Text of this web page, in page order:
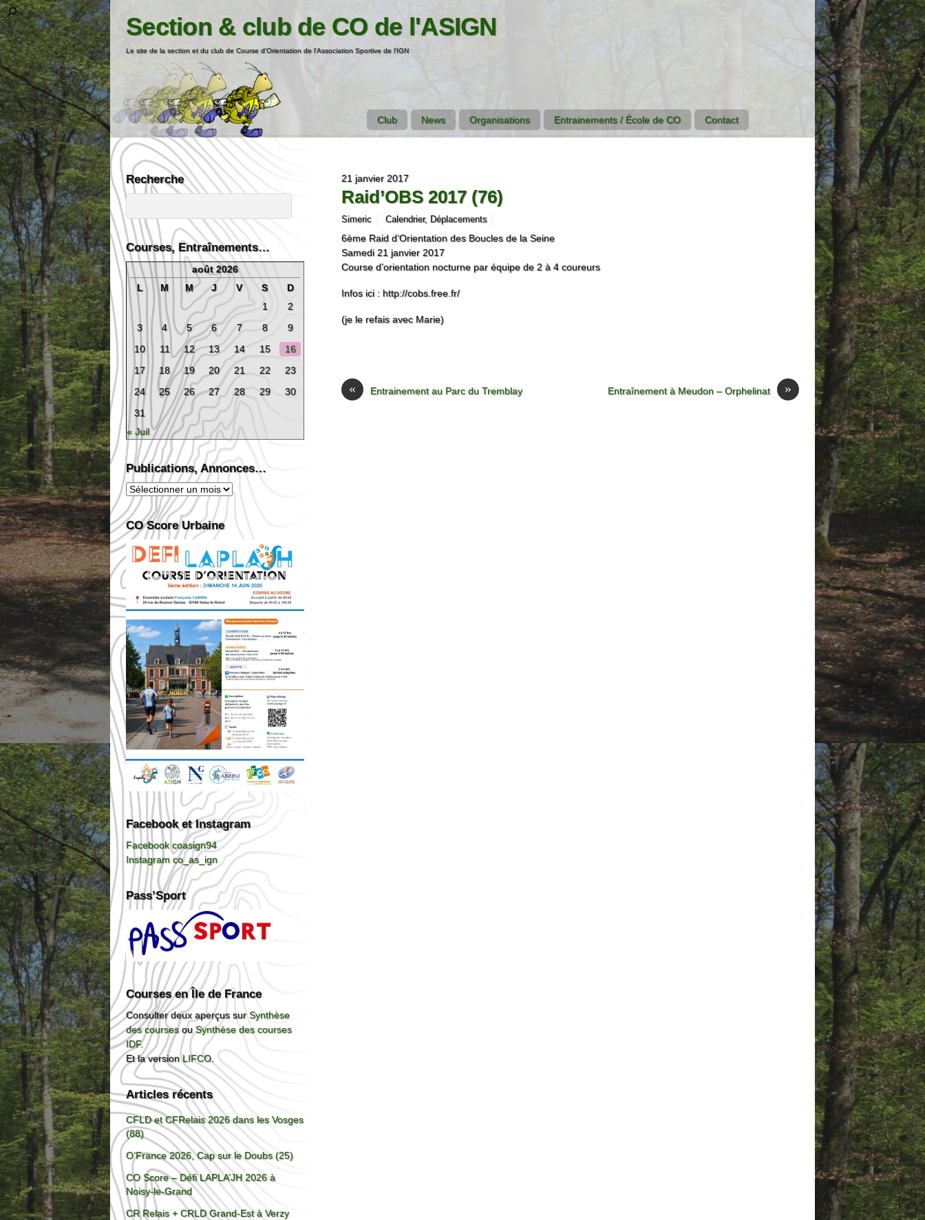
Section & club de CO de l'ASIGN
Le site de la section et du club de Course d'Orientation de l'Association Sportive de l'IGN
Club News Organisations Entrainements / École de CO Contact
21 janvier 2017
Raid’OBS 2017 (76)
Simeric Calendrier, Déplacements
6ème Raid d’Orientation des Boucles de la Seine
Samedi 21 janvier 2017
Course d’orientation nocturne par équipe de 2 à 4 coureurs
Infos ici : http://cobs.free.fr/
(je le refais avec Marie)
« Entrainement au Parc du Tremblay »
Entraînement à Meudon – Orphelinat
Recherche
Courses, Entraînements…
août 2026
L
M M J V S
D
1
2
3
4 5 6 7 8
9
10
11 12 13 14 15
16
17
18 19 20 21 22
23
24
25 26 27 28 29
30
31
« Juil
Publications, Annonces…
Publications,
Annonces…
CO Score Urbaine
Facebook et Instagram
Facebook coasign94
Instagram co_as_ign
Pass’Sport
Courses en Île de France
Consulter deux aperçus surSynthèse
des coursesouSynthèse des courses
IDF.
Et la versionLIFCO.
Articles récents
CFLD et CFRelais 2026 dans les Vosges
(88)
O’France 2026, Cap sur le Doubs (25)
CO Score – Défi LAPLA’JH 2026 à
Noisy-le-Grand
CR Relais + CRLD Grand-Est à Verzy